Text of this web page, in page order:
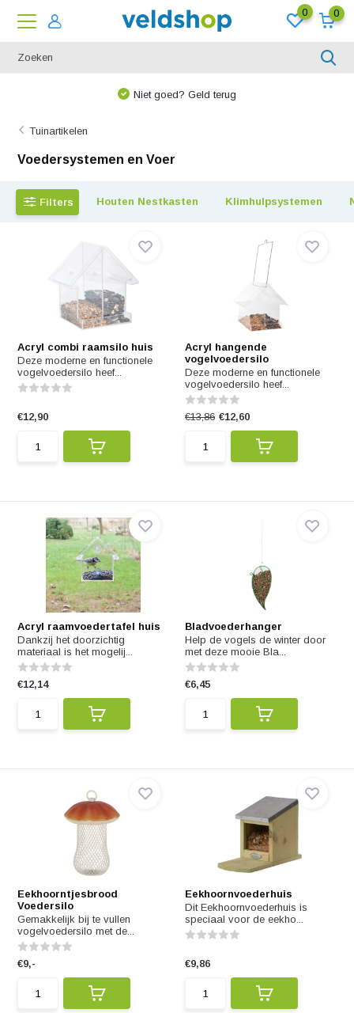
0 0
We denken graag met u mee!
Tuinartikelen
Voedersystemen en Voer
Filters Houten Nestkasten Klimhulpsystemen
Acryl combi raamsilo huis
Deze moderne en functionele
vogelvoedersilo heef...
€12,90
Acryl hangende
vogelvoedersilo
Deze moderne en functionele
vogelvoedersilo heef...
€13,86 €12,60
Acryl raamvoedertafel huis
Dankzij het doorzichtig
materiaal is het mogelij...
€12,14
Bladvoederhanger
Help de vogels de winter door
met deze mooie Bla...
€6,45
Eekhoorntjesbrood
Voedersilo
Gemakkelijk bij te vullen
vogelvoedersilo met de...
€9,-
Eekhoornvoederhuis
Dit Eekhoornvoederhuis is
speciaal voor de eekho...
€9,86